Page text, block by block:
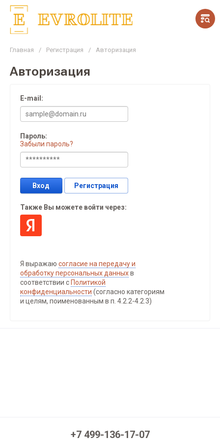
Главная / Регистрация / Авторизация
Авторизация
E-mail:
Пароль:
Забыли пароль?
Регистрация
Вход
Также Вы можете войти через:
Я выражаю согласие на передачу и
обработку персональных данныхв
соответствии с Политикой
конфиденциальности (согласно категориям
и целям, поименованным в п. 4.2.2-4.2.3)
+7 499-136-17-07